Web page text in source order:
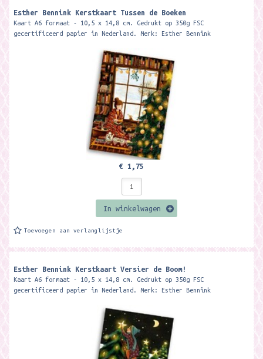
Esther Bennink Kerstkaart Tussen de Boeken
Kaart A6 formaat - 10,5 x 14,8 cm. Gedrukt op 350g FSC
gecertificeerd papier in Nederland. Merk: Esther Bennink
€ 1,75
In winkelwagen
Toevoegen aan verlanglijstje
Esther Bennink Kerstkaart Versier de Boom!
Kaart A6 formaat - 10,5 x 14,8 cm. Gedrukt op 350g FSC
gecertificeerd papier in Nederland. Merk: Esther Bennink